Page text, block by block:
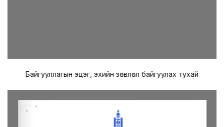
Байгууллагын эцэг, эхийн зөвлөл байгуулах тухай